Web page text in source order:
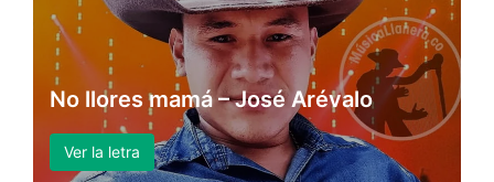
No llores mamá – José Arévalo
Ver la letra